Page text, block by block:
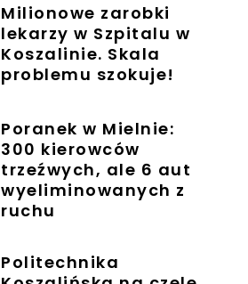
Milionowe zarobki
lekarzy w Szpitalu w
Koszalinie. Skala
problemu szokuje!
Poranek w Mielnie:
300 kierowców
trzeźwych, ale 6 aut
wyeliminowanych z
ruchu
Politechnika